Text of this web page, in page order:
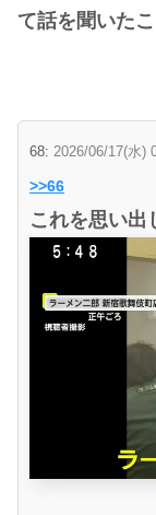
て話を聞いた
68: 2026/06/17(水)
>>66
これを思い出